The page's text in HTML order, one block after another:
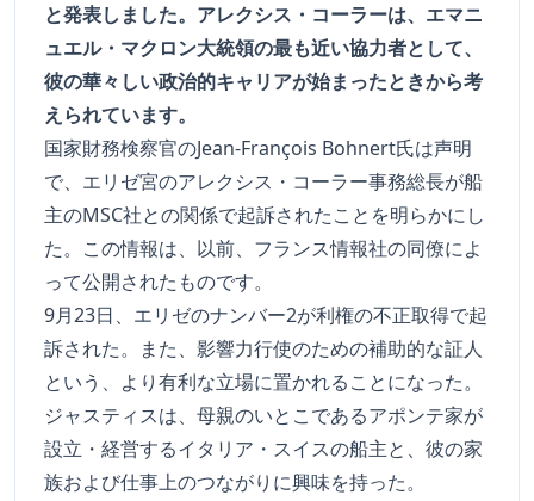
と発表しました。アレクシス・コーラーは、エマニ
ュエル・マクロン大統領の最も近い協力者として、
彼の華々しい政治的キャリアが始まったときから考
えられています。
国家財務検察官のJean-François Bohnert氏は声明
で、エリゼ宮のアレクシス・コーラー事務総長が船
主のMSC社との関係で起訴されたことを明らかにし
た。この情報は、以前、フランス情報社の同僚によ
って公開されたものです。
9月23日、エリゼのナンバー2が利権の不正取得で起
訴された。また、影響力行使のための補助的な証人
という、より有利な立場に置かれることになった。
ジャスティスは、母親のいとこであるアポンテ家が
設立・経営するイタリア・スイスの船主と、彼の家
族および仕事上のつながりに興味を持った。